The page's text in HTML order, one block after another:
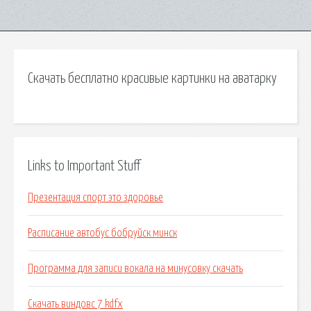
Скачать бесплатно красивые картинки на аватарку
Links to Important Stuff
Презентация спорт это здоровье
Расписание автобус бобруйск минск
Программа для записи вокала на минусовку скачать
Скачать виндовс 7 kdfx